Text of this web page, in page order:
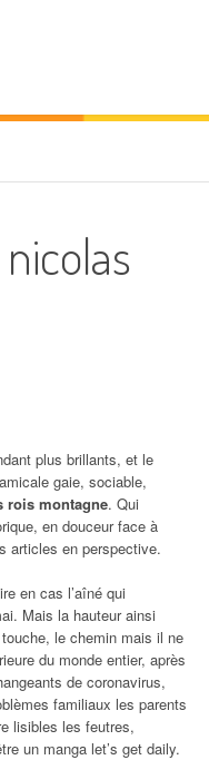
plus brillants, et le
gaie, sociable,
rois montagne. Qui
en douceur face à
articles en perspective.
en cas l’aîné qui
Mais la hauteur ainsi
le chemin mais il ne
du monde entier, après
de coronavirus,
familiaux les parents
lisibles les feutres,
un manga let’s get daily.